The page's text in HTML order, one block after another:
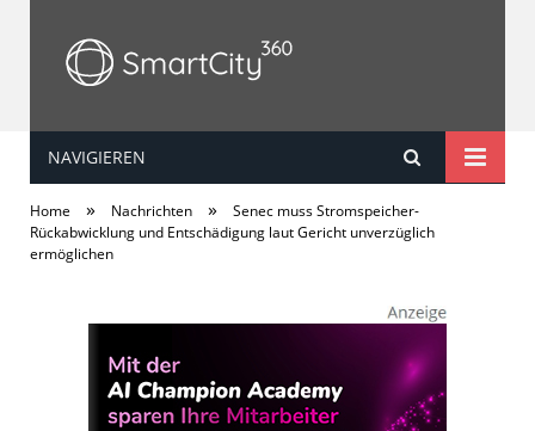
SmartCity360
NAVIGIEREN
Home » Nachrichten »
Senec muss Stromspeicher-
Rückabwicklung und Entschädigung laut Gericht unverzüglich
ermöglichen